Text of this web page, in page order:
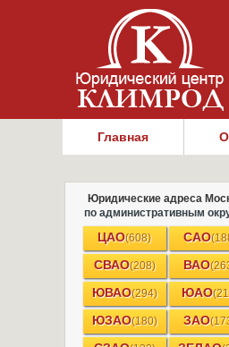
Главная
Юридические адреса
по административным
ЦАО(608) САО
СВАО(208) ВАО
ЮВАО(294) ЮАО
ЮЗАО(180) ЗАО